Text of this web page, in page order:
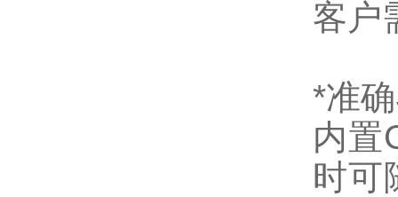
客户
*准
内置
时可